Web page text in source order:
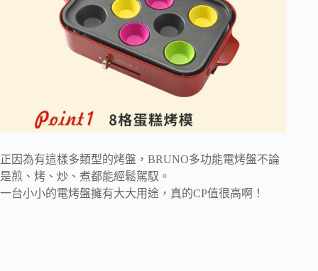
正因為有這樣多類型的烤盤，BRUNO多功能電烤盤不論
是煎、烤、炒、煮都能經鬆駕馭。
一台小小的電烤盤擁有大大用途，真的CP值很高啊！